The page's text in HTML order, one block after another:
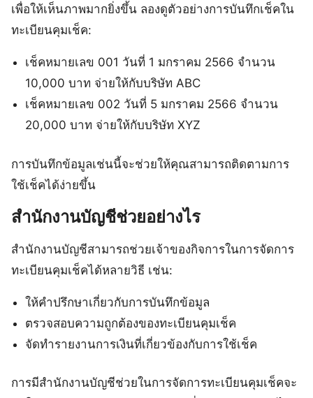
เพื่อให้เห็นภาพมากยิ่งขึ้น ลองดูตัวอย่างการบันทึกเช็คใน
ทะเบียนคุมเช็ค:
เช็คหมายเลข 001 วันที่ 1 มกราคม 2566 จำนวน
10,000 บาท จ่ายให้กับบริษัท ABC
เช็คหมายเลข 002 วันที่ 5 มกราคม 2566 จำนวน
20,000 บาท จ่ายให้กับบริษัท XYZ
การบันทึกข้อมูลเช่นนี้จะช่วยให้คุณสามารถติดตามการ
ใช้เช็คได้ง่ายขึ้น
สำนักงานบัญชีช่วยอย่างไร
สำนักงานบัญชีสามารถช่วยเจ้าของกิจการในการจัดการ
ทะเบียนคุมเช็คได้หลายวิธี เช่น:
ให้คำปรึกษาเกี่ยวกับการบันทึกข้อมูล
ตรวจสอบความถูกต้องของทะเบียนคุมเช็ค
จัดทำรายงานการเงินที่เกี่ยวข้องกับการใช้เช็ค
การมีสำนักงานบัญชีช่วยในการจัดการทะเบียนคุมเช็คจะ